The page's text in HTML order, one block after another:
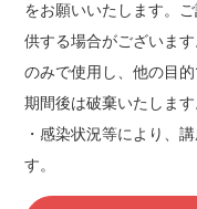
をお願いいたします。
供する場合がございま
のみで使用し、他の目
期間後は破棄いたします
・感染状況等により、
す。